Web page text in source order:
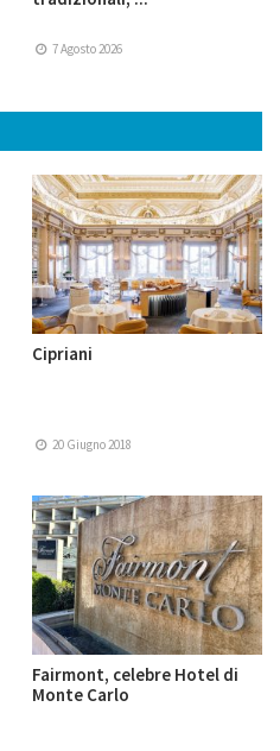
7 Agosto 2026
Cipriani
20 Giugno 2018
Fairmont, celebre Hotel di
Monte Carlo